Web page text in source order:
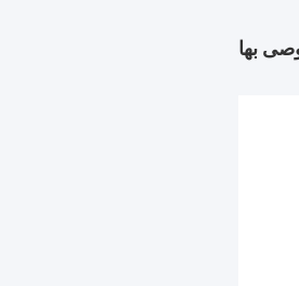
بها